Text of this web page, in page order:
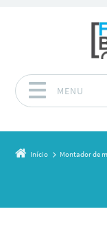
MENU
Início Montador de